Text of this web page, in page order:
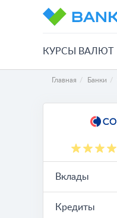
КУРСЫ ВАЛЮТ
Главная Банки
Вклады
Кредиты